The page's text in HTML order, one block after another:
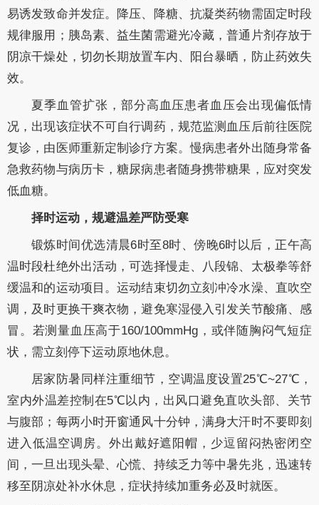
易诱发致命并发症。降压、降糖、抗凝类药物需固定时段
规律服用；胰岛素、益生菌需避光冷藏，普通片剂存放于
阴凉干燥处，切勿长期放置车内、阳台暴晒，防止药效失
效。
夏季血管扩张，部分高血压患者血压会出现偏低情
况，出现该症状不可自行调药，规范监测血压后前往医院
复诊，由医师重新定制诊疗方案。慢病患者外出随身常备
急救药物与病历卡，糖尿病患者随身携带糖果，应对突发
低血糖。
择时运动，规避温差严防受寒
锻炼时间优选清晨6时至8时、傍晚6时以后，正午高
温时段杜绝外出活动，可选择慢走、八段锦、太极拳等舒
缓温和的运动项目。运动结束切勿立刻冲冷水澡、直吹空
调，及时更换干爽衣物，避免寒湿侵入引发关节酸痛、感
冒。若测量血压高于160/100mmHg，或伴随胸闷气短症
状，需立刻停下运动原地休息。
居家防暑同样注重细节，空调温度设置25℃~27℃，
室内外温差控制在5℃以内，出风口避免直吹头部、关节
与腹部；每两小时开窗通风十分钟，满身大汗时不要即刻
进入低温空调房。外出戴好遮阳帽，少逗留闷热密闭空
间，一旦出现头晕、心慌、持续乏力等中暑先兆，迅速转
移至阴凉处补水休息，症状持续加重务必及时就医。